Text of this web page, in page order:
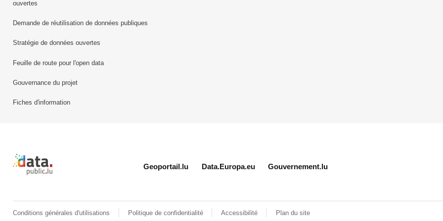
ouvertes
Demande de réutilisation de données publiques
Stratégie de données ouvertes
Feuille de route pour l'open data
Gouvernance du projet
Fiches d'information
Retour à l'accueil de data.public.lu
Geoportail.lu Data.Europa.eu Gouvernement.lu
Conditions générales d'utilisations Politique de confidentialité Accessibilité Plan du site